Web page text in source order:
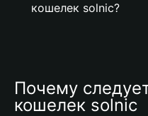
кошелек solnic?
Почему
кошелек solnic